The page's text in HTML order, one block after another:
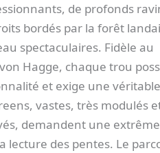
de profonds
bordés par la forêt
spectaculaires. Fidèle au
Hagge, chaque trou
et exige une véritable
vastes, très modulés
demandent une extrême
lecture des pentes. Le